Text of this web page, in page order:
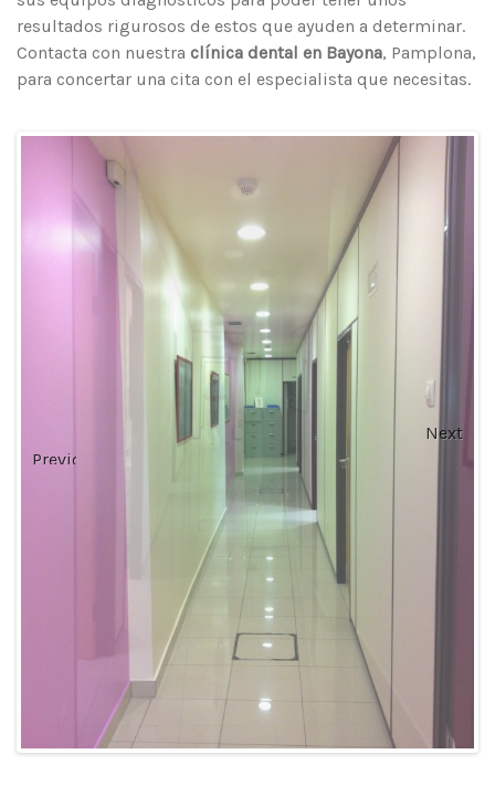
resultados rigurosos de estos que ayuden a determinar.
Contacta con nuestra
clínica dental en Bayona , Pamplona,
para concertar una cita con el especialista que necesitas.
Previous
Next